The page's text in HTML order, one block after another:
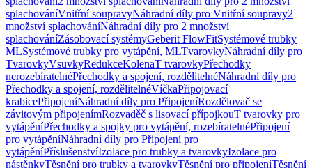
splachováníVnitřní soupravyNáhradní díly pro Vnitřní soupravy2
množství splachováníNáhradní díly pro 2 množství
splachováníZásobovací systémyGeberit FlowFitSystémové trubky
MLSystémové trubky pro vytápění, MLTvarovkyNáhradní díly pro
TvarovkyVsuvkyRedukceKolenaT tvarovkyPřechodky
nerozebíratelnéPřechodky a spojení, rozdělitelnéNáhradní díly pro
Přechodky a spojení, rozdělitelnéVíčkaPřipojovací
krabicePřipojeníNáhradní díly pro PřipojeníRozdělovač se
závitovým připojenímRozvaděč s lisovací přípojkouT tvarovky pro
vytápěníPřechodky a spojky pro vytápění, rozebíratelnéPřipojení
pro vytápěníNáhradní díly pro Připojení pro
vytápěníPříslušenstvíIzolace pro trubky a tvarovkyIzolace pro
nástěnkyTěsnění pro trubky a tvarovkyTěsnění pro připojeníTěsnění